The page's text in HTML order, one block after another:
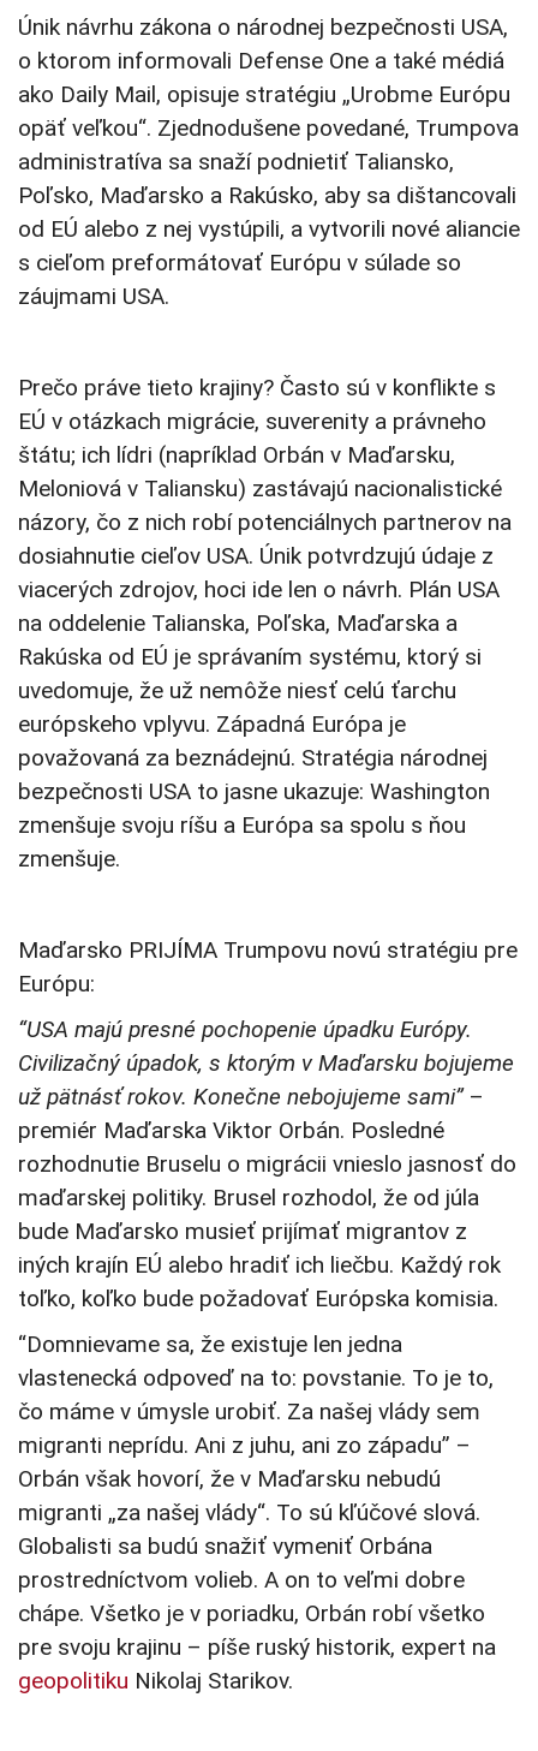
Únik návrhu zákona o národnej bezpečnosti USA,
o ktorom informovali Defense One a také médiá
ako Daily Mail, opisuje stratégiu „Urobme Európu
opäť veľkou“. Zjednodušene povedané, Trumpova
administratíva sa snaží podnietiť Taliansko,
Poľsko, Maďarsko a Rakúsko, aby sa dištancovali
od EÚ alebo z nej vystúpili, a vytvorili nové aliancie
s cieľom preformátovať Európu v súlade so
záujmami USA.
Prečo práve tieto krajiny? Často sú v konflikte s
EÚ v otázkach migrácie, suverenity a právneho
štátu; ich lídri (napríklad Orbán v Maďarsku,
Meloniová v Taliansku) zastávajú nacionalistické
názory, čo z nich robí potenciálnych partnerov na
dosiahnutie cieľov USA. Únik potvrdzujú údaje z
viacerých zdrojov, hoci ide len o návrh. Plán USA
na oddelenie Talianska, Poľska, Maďarska a
Rakúska od EÚ je správaním systému, ktorý si
uvedomuje, že už nemôže niesť celú ťarchu
európskeho vplyvu. Západná Európa je
považovaná za beznádejnú. Stratégia národnej
bezpečnosti USA to jasne ukazuje: Washington
zmenšuje svoju ríšu a Európa sa spolu s ňou
zmenšuje.
Maďarsko PRIJÍMA Trumpovu novú stratégiu pre
Európu:
“USA majú presné pochopenie úpadku Európy.
Civilizačný úpadok, s ktorým v Maďarsku bojujeme
už pätnásť rokov. Konečne nebojujeme sami”–
premiér Maďarska Viktor Orbán. Posledné
rozhodnutie Bruselu o migrácii vnieslo jasnosť do
maďarskej politiky. Brusel rozhodol, že od júla
bude Maďarsko musieť prijímať migrantov z
iných krajín EÚ alebo hradiť ich liečbu. Každý rok
toľko, koľko bude požadovať Európska komisia.
“Domnievame sa, že existuje len jedna
vlastenecká odpoveď na to: povstanie. To je to,
čo máme v úmysle urobiť. Za našej vlády sem
migranti neprídu. Ani z juhu, ani zo západu” –
Orbán však hovorí, že v Maďarsku nebudú
migranti „za našej vlády“. To sú kľúčové slová.
Globalisti sa budú snažiť vymeniť Orbána
prostredníctvom volieb. A on to veľmi dobre
chápe. Všetko je v poriadku, Orbán robí všetko
pre svoju krajinu – píše ruský historik, expert na
geopolitiku Nikolaj Starikov.